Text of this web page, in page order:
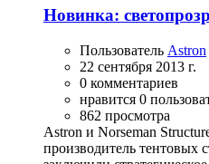
Новинка:
Пользователь Astron
22 сентября 2013 г.
0 комментариев
нравится 0
862 просмотра
Astron и Norseman
производитель тентовых